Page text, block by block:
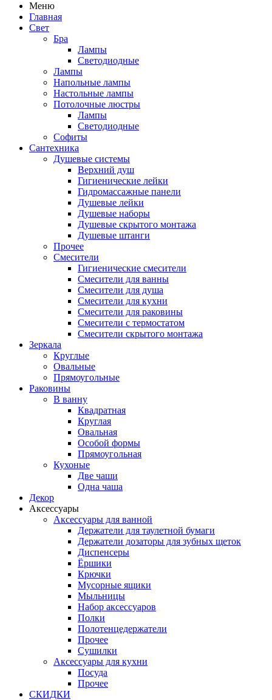
Меню
Главная
Свет
Бра
Лампы
Светодиодные
Лампы
Напольные лампы
Настольные лампы
Потолочные люстры
Лампы
Светодиодные
Софиты
Сантехника
Душевые системы
Верхний душ
Гигиенические лейки
Гидромассажные панели
Душевые лейки
Душевые наборы
Душевые скрытого монтажа
Душевые штанги
Прочее
Смесители
Гигиенические смесители
Смесители для ванны
Смесители для душа
Смесители для кухни
Смесители для раковины
Смесители с термостатом
Смесители скрытого монтажа
Зеркала
Круглые
Овальные
Прямоугольные
Раковины
В ванну
Квадратная
Круглая
Овальная
Особой формы
Прямоугольная
Кухоные
Две чаши
Одна чаша
Декор
Аксессуары
Аксессуары для ванной
Держатели для таулетной бумаги
Держатели дозаторы для зубных щеток
Диспенсеры
Ёршики
Крючки
Мусорные ящики
Мыльницы
Набор аксессуаров
Полки
Полотенцедержатели
Прочее
Сушилки
Аксессуары для кухни
Посуда
Прочее
СКИДКИ